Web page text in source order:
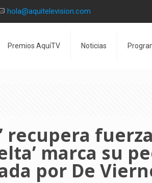
hola@aquitelevision.com
Premios AquíTV Noticias
recupera
marca su
por De